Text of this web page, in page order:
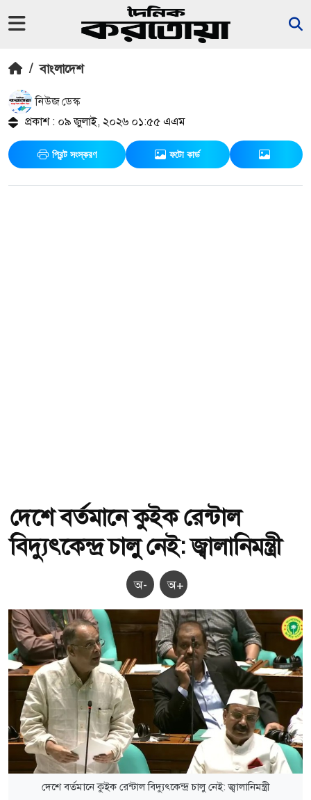
/ বাংলাদেশ
নিউজ ডেস্ক
প্রকাশ : ০৯ জুলাই, ২০২৬ ০১:৫৫ এএম
প্রিন্ট সংস্করণ ফটো কার্ড
দেশে বর্তমানে কুইক রেন্টাল
বিদ্যুৎকেন্দ্র চালু নেই: জ্বালানিমন্ত্রী
অ- অ+
দেশে বর্তমানে কুইক রেন্টাল বিদ্যুৎকেন্দ্র চালু নেই: জ্বালানিমন্ত্রী